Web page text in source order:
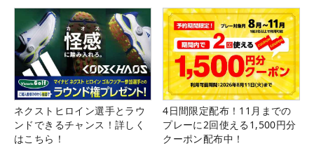
ネクストヒロイン選手とラウ
ンドできるチャンス！詳しく
はこちら！
4日間限定配布！11月までの
プレーに2回使える1,500円分
クーポン配布中！